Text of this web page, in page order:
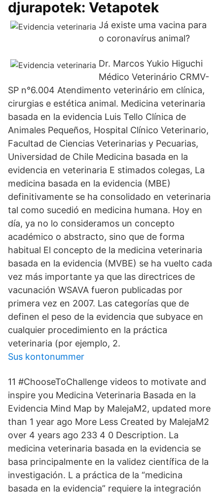
djurapotek: Vetapotek
Já existe uma vacina para
o coronavírus animal?
Dr. Marcos Yukio Higuchi
Médico Veterinário CRMV-
SP n°6.004 Atendimento veterinário em clínica,
cirurgias e estética animal. Medicina veterinaria
basada en la evidencia Luis Tello Clínica de
Animales Pequeños, Hospital Clínico Veterinario,
Facultad de Ciencias Veterinarias y Pecuarias,
Universidad de Chile Medicina basada en la
evidencia en veterinaria E stimados colegas, La
medicina basada en la evidencia (MBE)
definitivamente se ha consolidado en veterinaria
tal como sucedió en medicina humana. Hoy en
día, ya no lo consideramos un concepto
académico o abstracto, sino que de forma
habitual El concepto de la medicina veterinaria
basada en la evidencia (MVBE) se ha vuelto cada
vez más importante ya que las directrices de
vacunación WSAVA fueron publicadas por
primera vez en 2007. Las categorías que de
definen el peso de la evidencia que subyace en
cualquier procedimiento en la práctica
veterinaria (por ejemplo, 2.
Sus kontonummer
11 #ChooseToChallenge videos to motivate and
inspire you Medicina Veterinaria Basada en la
Evidencia Mind Map by MalejaM2, updated more
than 1 year ago More Less Created by MalejaM2
over 4 years ago 233 4 0 Description. La
medicina veterinaria basada en la evidencia se
basa principalmente en la validez científica de la
investigación. L a práctica de la “medicina
basada en la evidencia” requiere la integración